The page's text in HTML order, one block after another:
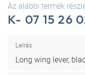
Az alábbi termék
K- 07 15 26
Leírás
Long wing lever,